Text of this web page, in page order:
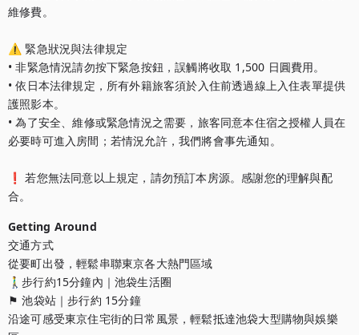
維修費。
⚠️ 緊急狀況與法律規定
• 非緊急情況請勿按下緊急按鈕，誤觸將收取 1,500 日圓費用。
• 依日本法律規定，所有外籍旅客須於入住前透過線上入住表單提供
護照影本。
• 為了安全、維修或緊急情況之需要，旅客同意本住宿之授權人員在
必要時可進入房間；若情況允許，我們將會事先通知。
❗ 若您無法同意以上規定，請勿預訂本房源。感謝您的理解與配
Getting Around
交通方式
從要町出發，輕鬆串聯東京各大熱門區域
🚶‍♂️步行約15分鐘內｜池袋生活圈
⚑ 池袋站｜步行約 15分鐘
沿途可感受東京住宅街的日常風景，輕鬆抵達池袋大型購物與娛樂